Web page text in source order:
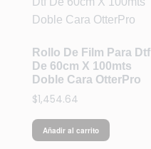
Rollo De Film Para Dtf
De 60cm X 100mts
Doble Cara OtterPro
$1,454.64
Añadir al carrito